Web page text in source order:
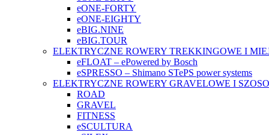
eONE-FORTY
eONE-EIGHTY
eBIG.NINE
eBIG.TOUR
ELEKTRYCZNE ROWERY TREKKINGOWE I
eFLOAT – ePowered by Bosch
eSPRESSO – Shimano STePS power systems
ELEKTRYCZNE ROWERY GRAVELOWE I
ROAD
GRAVEL
FITNESS
eSCULTURA